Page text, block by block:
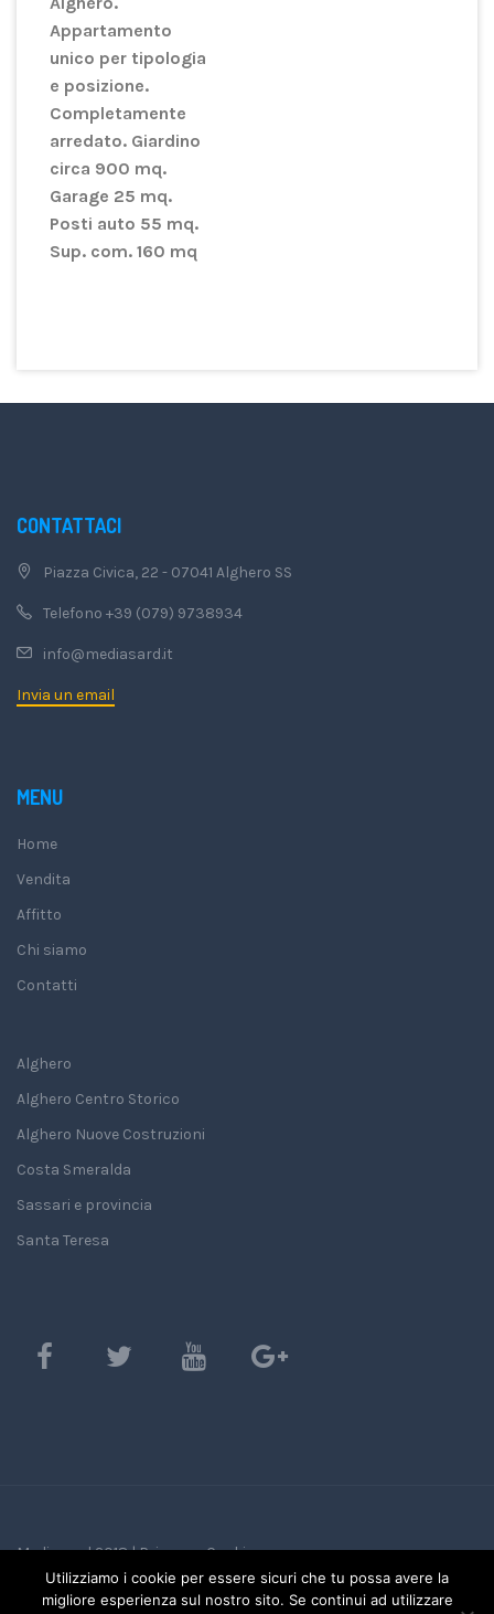
Appartamento
unico per tipologia
e posizione.
Completamente
arredato. Giardino
circa 900 mq.
Garage 25 mq.
Posti auto 55 mq.
Sup. com. 160 mq
CONTATTACI
Piazza Civica, 22 - 07041 Alghero SS
Telefono +39 (079) 9738934
info@mediasard.it
Invia un email
MENU
Home
Vendita
Affitto
Chi siamo
Contatti
Alghero
Alghero Centro Storico
Alghero Nuove Costruzioni
Costa Smeralda
Sassari e provincia
Santa Teresa
Mediasard 2018 |Privacy e Cookie
Utilizziamo i cookie per essere sicuri che tu possa avere la
migliore esperienza sul nostro sito. Se continui ad utilizzare